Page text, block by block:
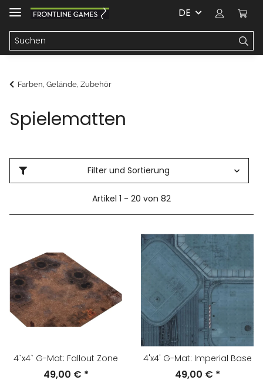
DE
Farben, Gelände, Zubehör
Spielematten
Filter und Sortierung
Artikel 1 - 20 von 82
4`x4` G-Mat: Fallout Zone
49,00 € *
4'x4' G-Mat: Imperial Base
49,00 € *